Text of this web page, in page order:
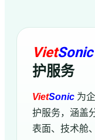
VietSonic
护服务
VietSonic 为
护服务，涵盖
表面、技术舱